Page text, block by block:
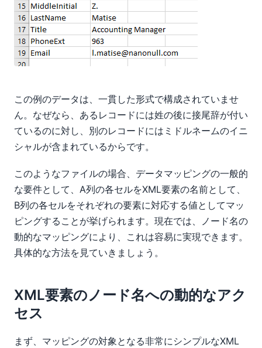
この例のデータは、一貫した形式で構成されていませ
ん。なぜなら、あるレコードには姓の後に接尾辞が付い
ているのに対し、別のレコードにはミドルネームのイニ
シャルが含まれているからです。
このようなファイルの場合、データマッピングの一般的
な要件として、A列の各セルをXML要素の名前として、
B列の各セルをそれぞれの要素に対応する値としてマッ
ピングすることが挙げられます。現在では、ノード名の
動的なマッピングにより、これは容易に実現できます。
具体的な方法を見ていきましょう。
XML要素のノード名への動的なアク
セス
まず、マッピングの対象となる非常にシンプルなXML